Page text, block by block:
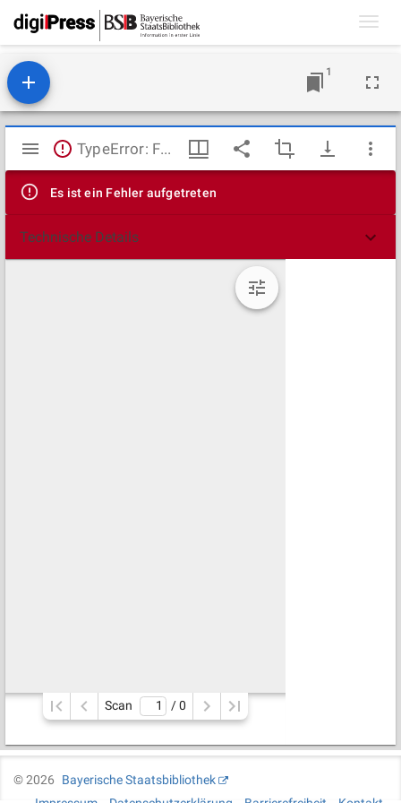
1
Mirador
Viewer
TypeError: Failed to fetch
Es ist ein Fehler aufgetreten
Technische Details
Scan / 0
©2026
Bayerische Staatsbibliothek